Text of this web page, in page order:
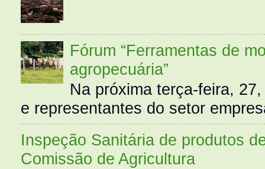
Fórum “Ferramentas de
agropecuária”
Na próxima terça-feira,
e representantes do setor
Inspeção Sanitária de produtos
Comissão de Agricultura